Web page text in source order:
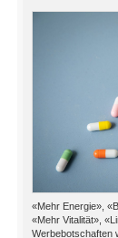
«Mehr Energie»,
«Mehr Vitalität»,
Werbebotschaften